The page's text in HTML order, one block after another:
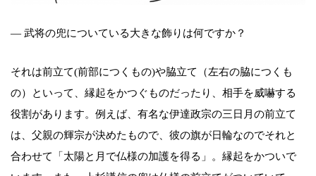
― 武将の兜についている大きな飾りは何ですか？
それは前立て(前部につくもの)や脇立て（左右の脇につくも
の）といって、縁起をかつぐものだったり、相手を威嚇する
役割があります。例えば、有名な伊達政宗の三日月の前立て
は、父親の輝宗が決めたもので、彼の旗が日輪なのでそれと
合わせて「太陽と月で仏様の加護を得る」。縁起をかついで